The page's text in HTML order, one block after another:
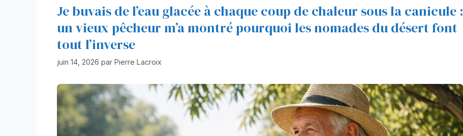
Je buvais de l’eau glacée à chaque coup de chaleur sous la canicule :
un vieux pêcheur m’a montré pourquoi les nomades du désert font
tout l’inverse
juin 14, 2026 par Pierre Lacroix